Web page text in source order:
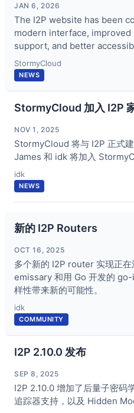
JAN 6, 2026
The I2P website has been
modern interface,
support, and better
StormyCloud
NEWS
StormyCloud 加入 I2P
NOV 1, 2025
StormyCloud 将与 I2P 正式
James 和 idk 将加入
idk
NEWS
新的 I2P Routers
OCT 16, 2025
多个新的 I2P router 实现正
emissary 和用 Go 开发的
样性带来新的可能性。
idk
COMMUNITY
I2P 2.10.0 发布
SEP 8, 2025
I2P 2.10.0 增加了后量子密码
追踪器支持，以及 Hidden